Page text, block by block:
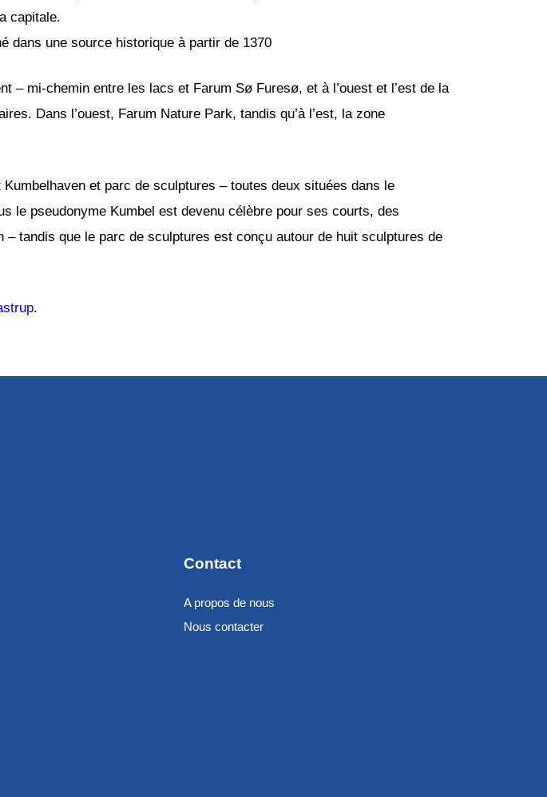
capitale.
dans une source historique à partir de 1370
– mi-chemin entre les lacs et Farum Sø Furesø, et à l’ouest et l’est de la
Dans l’ouest, Farum Nature Park, tandis qu’à l’est, la zone
et parc de sculptures – toutes deux situées dans le
le pseudonyme Kumbel est devenu célèbre pour ses courts, des
tandis que le parc de sculptures est conçu autour de huit sculptures de
.
Contact
A propos de nous
Nous contacter